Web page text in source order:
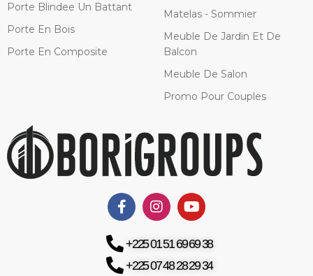
Porte Blindee Un Battant
Porte En Bois
Porte En Composite
Matelas - Sommier
Meuble De Jardin Et De
Balcon
Meuble De Salon
Promo Pour Couples
+225 01 51 69 69 38
+225 07 48 28 29 34